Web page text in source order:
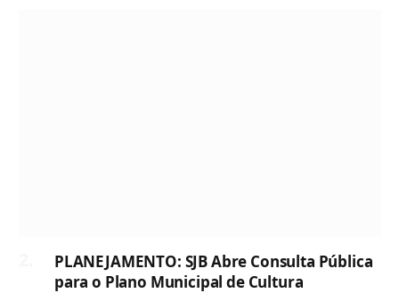
PLANEJAMENTO: SJB Abre Consulta Pública
para o Plano Municipal de Cultura